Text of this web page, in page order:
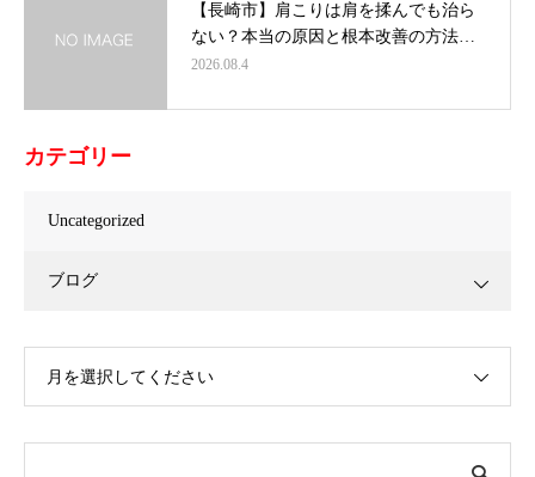
【長崎市】肩こりは肩を揉んでも治ら
ない？本当の原因と根本改善の方法…
2026.08.4
カテゴリー
Uncategorized
ブログ
月を選択してください